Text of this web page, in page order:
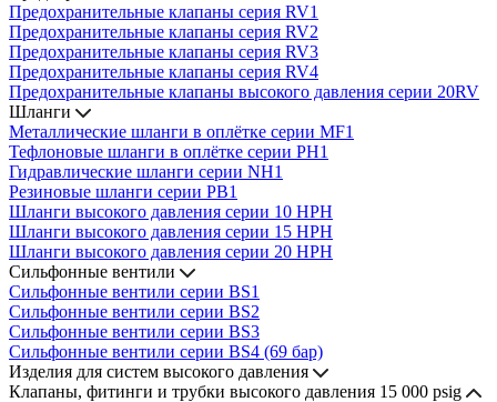
Предохранительные клапаны серия RV1
Предохранительные клапаны серия RV2
Предохранительные клапаны серия RV3
Предохранительные клапаны серия RV4
Предохранительные клапаны высокого давления серии 20RV
Шланги
Металлические шланги в оплётке серии MF1
Тефлоновые шланги в оплётке серии PH1
Гидравлические шланги серии NH1
Резиновые шланги серии PB1
Шланги высокого давления серии 10 HPH
Шланги высокого давления серии 15 HPH
Шланги высокого давления серии 20 HPH
Сильфонные вентили
Сильфонные вентили серии BS1
Сильфонные вентили серии BS2
Сильфонные вентили серии BS3
Сильфонные вентили серии BS4 (69 бар)
Изделия для систем высокого давления
Клапаны, фитинги и трубки высокого давления 15 000 psig